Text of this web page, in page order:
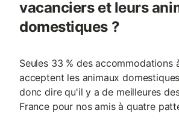
vacanciers et leurs
domestiques ?
Seules 33 % des accommodations
acceptent les animaux
donc dire qu'il y a de meilleures
France pour nos amis à quatre